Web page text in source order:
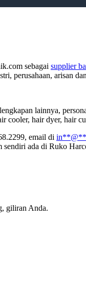
sebagai supplier
perusahaan, arisan
lainnya,
cooler, hair dyer, hair
email di in**@
sendiri ada di Ruko
giliran Anda.